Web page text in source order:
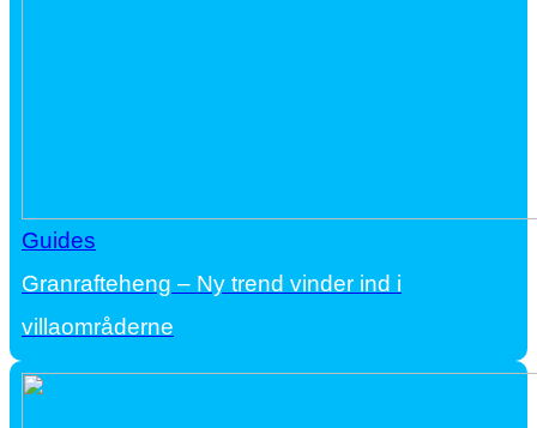
Guides
Granrafteheng – Ny trend vinder ind i
villaområderne